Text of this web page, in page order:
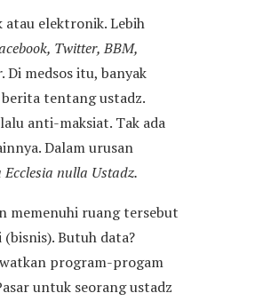
atau elektronik. Lebih
Twitter, BBM,
. Di medsos itu, banyak
tentang ustadz.
anti-maksiat. Tak ada
Dalam urusan
Ecclesia nulla Ustadz.
memenuhi ruang tersebut
Butuh data?
program-progam
untuk seorang ustadz